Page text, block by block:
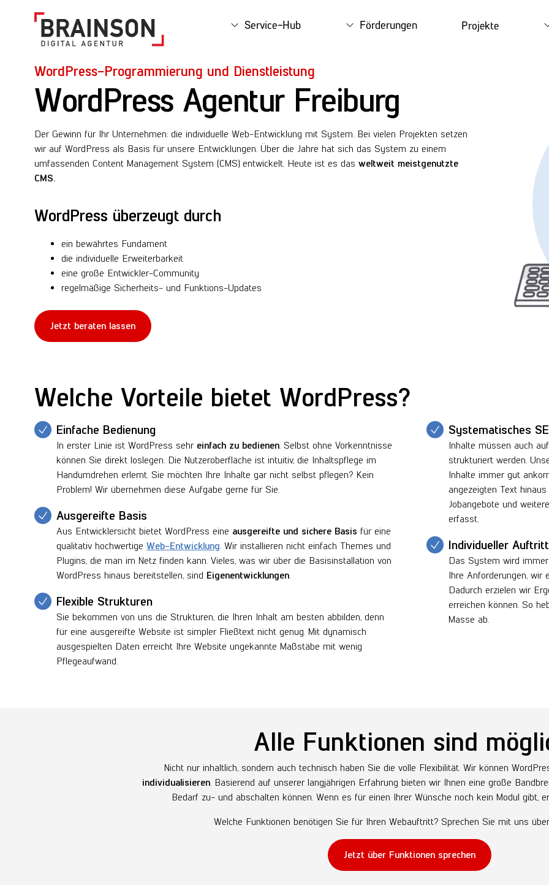
Service-Hub Förderungen Projekte
WordPress-Programmierung und Dienstleistung
WordPress Agentur Freiburg
Der Gewinn für Ihr Unternehmen: die individuelle Web-Entwicklung mit System. Bei vielen Projekten setzen
wir auf WordPress als Basis für unsere Entwicklungen. Über die Jahre hat sich das System zu einem
umfassenden Content Management System (CMS) entwickelt. Heute ist es das weltweit meistgenutzte
CMS.
WordPress überzeugt durch
ein bewährtes Fundament
die individuelle Erweiterbarkeit
eine große Entwickler-Community
regelmäßige Sicherheits- und Funktions-Updates
Jetzt beraten lassen
Welche Vorteile bietet WordPress?
Einfache Bedienung
In erster Linie ist WordPress sehr einfach zu bedienen. Selbst ohne Vorkenntnisse
können Sie direkt loslegen. Die Nutzeroberfläche ist intuitiv, die Inhaltspflege im
Handumdrehen erlernt. Sie möchten Ihre Inhalte gar nicht selbst pflegen? Kein
Problem! Wir übernehmen diese Aufgabe gerne für Sie.
Ausgereifte Basis
Aus Entwicklersicht bietet WordPress eine ausgereifte und sichere Basis für eine
qualitativ hochwertige Web-Entwicklung. Wir installieren nicht einfach Themes und
Plugins, die man im Netz finden kann. Vieles, was wir über die Basisinstallation von
WordPress hinaus bereitstellen, sind Eigenentwicklungen.
Flexible Strukturen
Sie bekommen von uns die Strukturen, die Ihren Inhalt am besten abbilden, denn
für eine ausgereifte Website ist simpler Fließtext nicht genug. Mit dynamisch
ausgespielten Daten erreicht Ihre Website ungekannte Maßstäbe mit wenig
Pflegeaufwand.
Systematisches
Inhalte müssen auch
strukturiert werden.
Inhalte immer gut
angezeigten Text
Jobangebote und
erfasst.
Individueller Auftritt
Das System wird
Ihre Anforderungen, wir
Dadurch erzielen wir
erreichen können. So
Masse ab.
Alle Funktionen sind
Nicht nur inhaltlich, sondern auch technisch haben Sie die volle Flexibilität. Wir können
individualisieren. Basierend auf unserer langjährigen Erfahrung bieten wir Ihnen eine große
Bedarf zu- und abschalten können. Wenn es für einen Ihrer Wünsche noch kein Modul gibt,
Welche Funktionen benötigen Sie für Ihren Webauftritt? Sprechen Sie mit uns
Jetzt über Funktionen sprechen